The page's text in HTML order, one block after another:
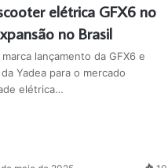
elétrica GFX6 no
no Brasil
lançamento da GFX6 e
Yadea para o mercado
elétrica…